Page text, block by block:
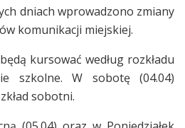
dniach wprowadzono zmiany
komunikacji miejskiej.
kursować według rozkładu
szkolne. W sobotę (04.04)
sobotni.